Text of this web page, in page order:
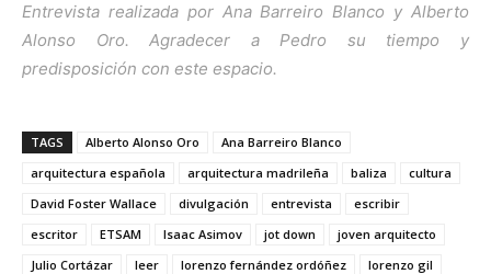
Entrevista realizada por Ana Barreiro Blanco y Alberto
Alonso Oro. Agradecer a Pedro su tiempo y
predisposición con este espacio.
TAGS Alberto Alonso Oro
Ana Barreiro Blanco
arquitectura española
arquitectura madrileña baliza
cultura
David Foster Wallace
divulgación entrevista
escribir
escritor
ETSAM Isaac Asimov jot down
joven arquitecto
Julio Cortázar
leer lorenzo fernández ordóñez
lorenzo gil